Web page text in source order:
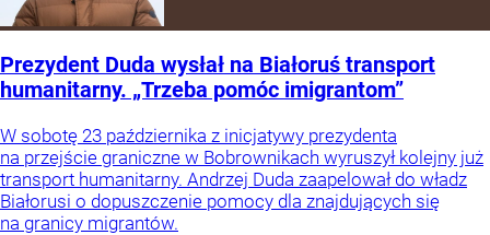
Prezydent Duda wysłał na Białoruś transport
humanitarny. „Trzeba pomóc imigrantom”
W sobotę 23 października z inicjatywy prezydenta
na przejście graniczne w Bobrownikach wyruszył kolejny już
transport humanitarny. Andrzej Duda zaapelował do władz
Białorusi o dopuszczenie pomocy dla znajdujących się
na granicy migrantów.